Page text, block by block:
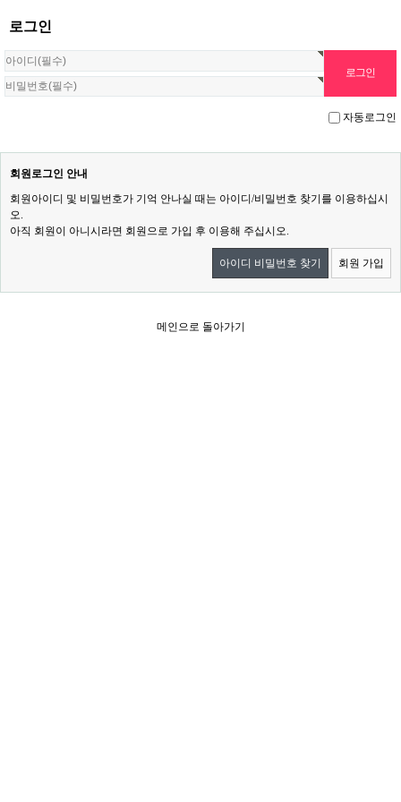
로그인
자동로그인
회원로그인 안내
회원아이디 및 비밀번호가 기억 안나실 때는 아이디/비밀번호 찾기를 이용하십시
오.
아직 회원이 아니시라면 회원으로 가입 후 이용해 주십시오.
아이디 비밀번호 찾기 회원 가입
메인으로 돌아가기